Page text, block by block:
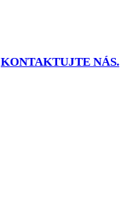
KONTAKTUJTE NÁS.